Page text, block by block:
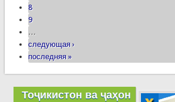
8
9
…
следующая ›
последняя »
Тоҷикистон ва ҷаҳон